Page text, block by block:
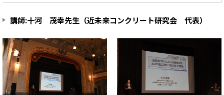
講師:十河 茂幸先生（近未来コンクリート研究会 代表）